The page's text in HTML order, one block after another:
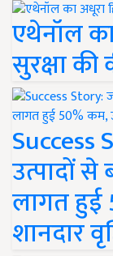
एथेनॉल
सुरक्षा
उत्पादों
लागत हुई
शानदार